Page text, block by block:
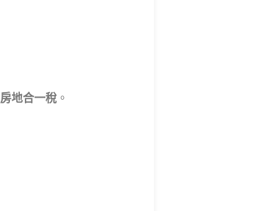
房地合一稅 。